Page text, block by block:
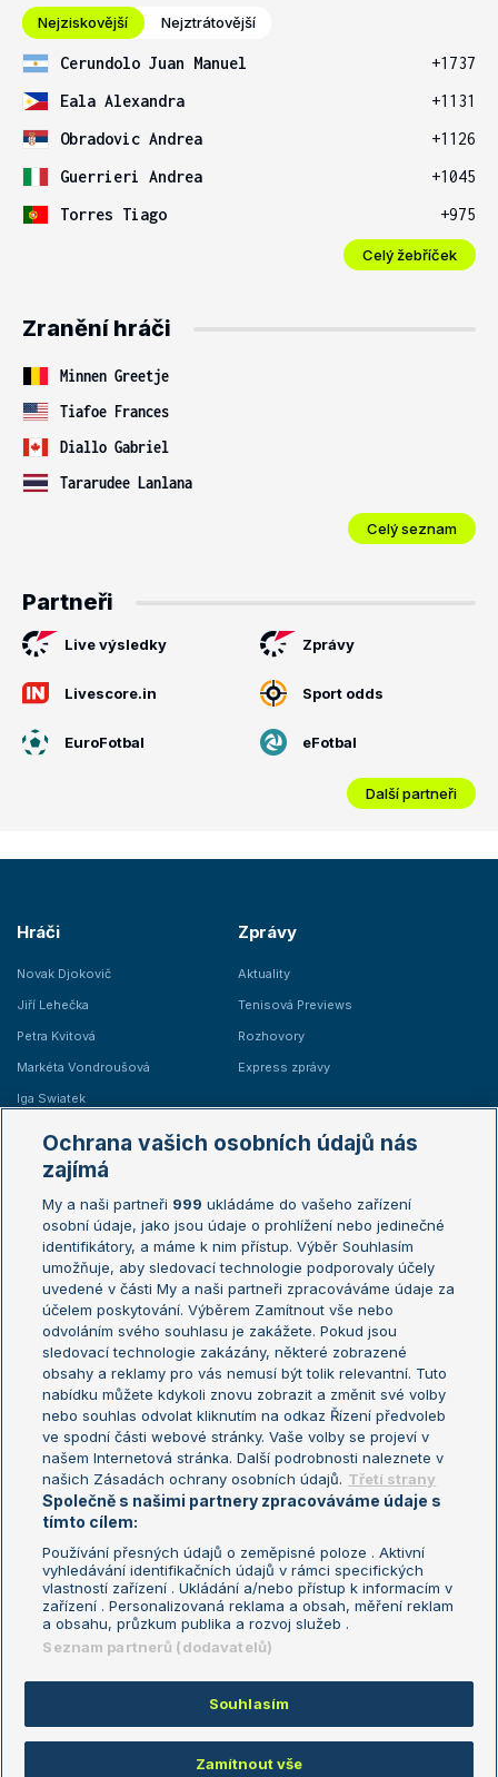
Nejziskovější Nejztrátovější
Cerundolo Juan Manuel
+1737
Eala Alexandra
+1131
Obradovic Andrea
+1126
Guerrieri Andrea
+1045
Torres Tiago
+975
Celý žebříček
Zranění hráči
Minnen Greetje
Tiafoe Frances
Diallo Gabriel
Tararudee Lanlana
Celý seznam
Partneři
Live výsledky Zprávy
Livescore.in Sport odds
EuroFotbal eFotbal
Další partneři
Hráči
Novak Djokovič
Jiří Lehečka
Petra Kvitová
Markéta Vondroušová
Iga Swiatek
Zprávy
Aktuality
Tenisová Previews
Rozhovory
Express zprávy
Žebříčky
Žebříček ATP (muži)
Žebříček WTA (ženy)
Sázkařský žebříček
Australian Open
French Open
Wimbledon
US Open
Turnaj mistrů
Turnaj mistryň
Aktualní trendy
Fotbalové přestupy
Livesport Daily
LS Prague Open
Podmínky užití
Nastavení soukromí
GDPR a žurnalistika
Reklama
Kontakt
Informace o zpracování osobních
údajů
Copyright © 2008-2026 TenisPortal.cz. Využíváme zpravodajství ČTK.
Ochrana vašich osobních údajů nás
zajímá
My a naši partneři 999 ukládáme do vašeho zařízení
osobní údaje, jako jsou údaje o prohlížení nebo jedinečné
identifikátory, a máme k nim přístup. Výběr Souhlasím
umožňuje, aby sledovací technologie podporovaly účely
uvedené v části My a naši partneři zpracováváme údaje za
účelem poskytování. Výběrem Zamítnout vše nebo
odvoláním svého souhlasu je zakážete. Pokud jsou
sledovací technologie zakázány, některé zobrazené
obsahy a reklamy pro vás nemusí být tolik relevantní. Tuto
nabídku můžete kdykoli znovu zobrazit a změnit své volby
nebo souhlas odvolat kliknutím na odkaz Řízení předvoleb
ve spodní části webové stránky. Vaše volby se projeví v
našem Internetová stránka. Další podrobnosti naleznete v
našich Zásadách ochrany osobních údajů. Třetí strany
Společně s našimi partnery zpracováváme údaje s
tímto cílem:
Používání přesných údajů o zeměpisné poloze . Aktivní
vyhledávání identifikačních údajů v rámci specifických
vlastností zařízení . Ukládání a/nebo přístup k informacím v
zařízení . Personalizovaná reklama a obsah, měření reklam
a obsahu, průzkum publika a rozvoj služeb .
Seznam partnerů (dodavatelů)
Souhlasím
Zamítnout vše